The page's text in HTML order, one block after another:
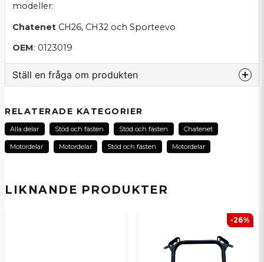
LIKNANDE PRODUKTER
-26%
modeller:
Chatenet CH26, CH32 och Sporteevo
OEM: 0123019
Ställ en fråga om produkten
Fråga oss om denna produkt...
RELATERADE KATEGORIER
Alla delar Stöd och fästen Stöd och fästen Chatenet
Motordelar Motordelar Stöd och fästen Motordelar